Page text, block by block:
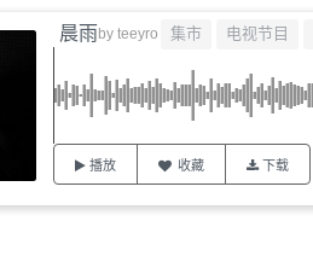
晨雨by teeyro 集市 电视节目
播放 收藏 下载